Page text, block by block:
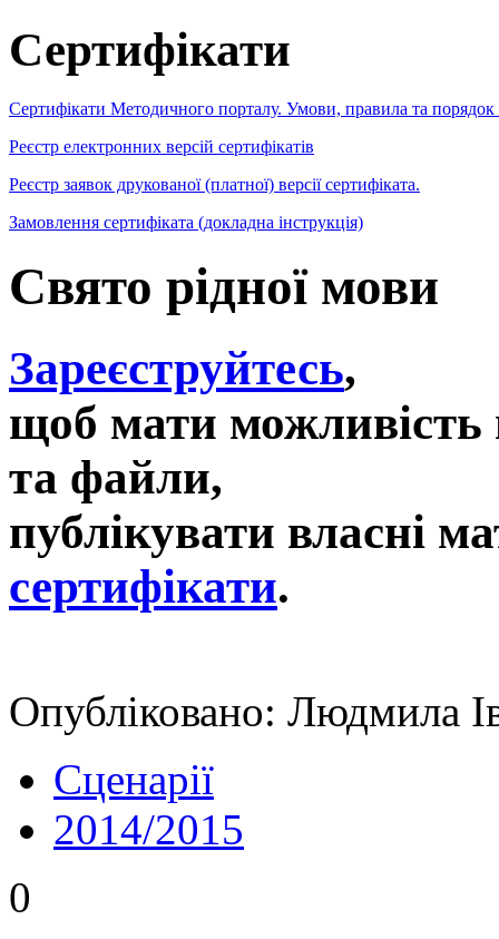
Сертифікати
Сертифікати Методичного порталу. Умови, правила та порядок
Реєстр електронних версій сертифікатів
Реєстр заявок друкованої (платної) версії сертифіката.
Замовлення сертифіката (докладна інструкція)
Свято рідної мови
Зареєструйтесь,
щоб мати можливість
та файли,
публікувати власні
сертифікати.
Опубліковано: Людмила
Сценарії
2014/2015
0